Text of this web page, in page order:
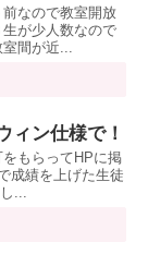
なので教室開放
が少人数なので
間が近...
ィン仕様で！
もらってHPに掲
成績を上げた生徒
...